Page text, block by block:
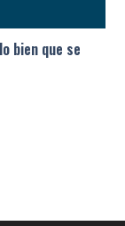
bien que se